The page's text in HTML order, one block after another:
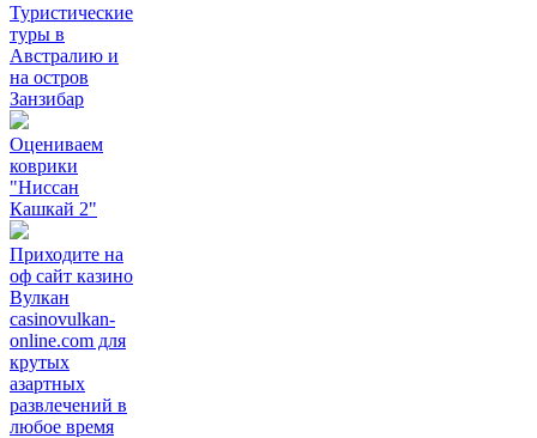
Туристические
туры в
Австралию и
на остров
Занзибар
Оцениваем
коврики
"Ниссан
Кашкай 2"
Приходите на
оф сайт казино
Вулкан
casinovulkan-
online.com для
крутых
азартных
развлечений в
любое время